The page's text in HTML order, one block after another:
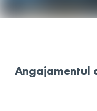
Angajamentul